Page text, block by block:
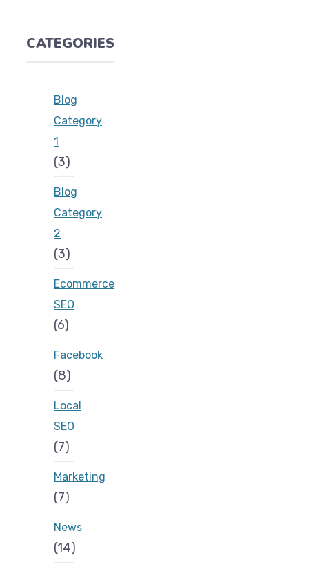
CATEGORIES
Blog
Category
1
(3)
Blog
Category
2
(3)
Ecommerce
SEO
(6)
Facebook
(8)
Local
SEO
(7)
Marketing
(7)
News
(14)